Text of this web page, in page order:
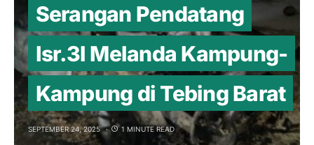
Serangan Pendatang
Isr.3l Melanda Kampung-
Kampung di Tebing Barat
SEPTEMBER 24, 2025 1 MINUTE READ